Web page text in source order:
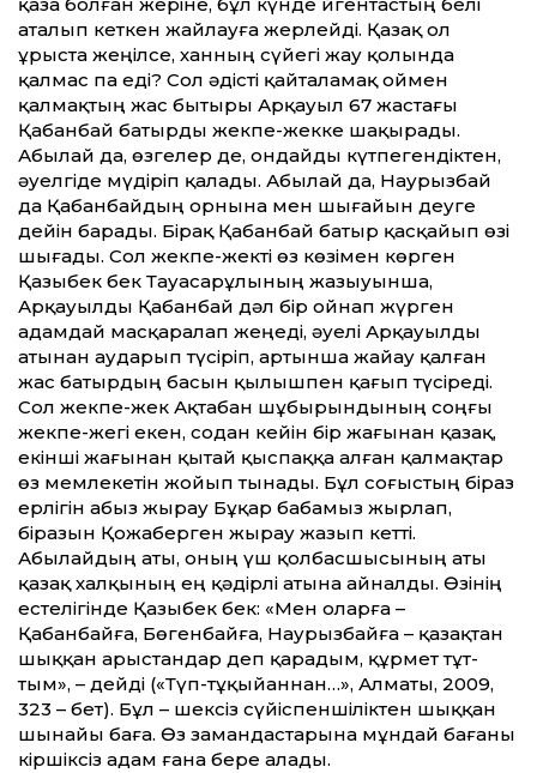
аталып кеткен жайлауға жерлейді. Қазақ ол
ұрыста жеңілсе, ханның сүйегі жау қолында
қалмас па еді? Сол әдісті қайталамақ оймен
қалмақтың жас бытыры Арқауыл 67 жастағы
Қабанбай батырды жекпе-жекке шақырады.
Абылай да, өзгелер де, ондайды күтпегендіктен,
әуелгіде мүдіріп қалады. Абылай да, Наурызбай
да Қабанбайдың орнына мен шығайын деуге
дейін барады. Бірақ Қабанбай батыр қасқайып өзі
шығады. Сол жекпе-жекті өз көзімен көрген
Қазыбек бек Тауасарұлының жазыуынша,
Арқауылды Қабанбай дәл бір ойнап жүрген
адамдай масқаралап жеңеді, әуелі Арқауылды
атынан аударып түсіріп, артынша жайау қалған
жас батырдың басын қылышпен қағып түсіреді.
Сол жекпе-жек Ақтабан шұбырындының соңғы
жекпе-жегі екен, содан кейін бір жағынан қазақ,
екінші жағынан қытай қыспаққа алған қалмақтар
өз мемлекетін жойып тынады. Бұл соғыстың біраз
ерлігін абыз жырау Бұқар бабамыз жырлап,
біразын Қожаберген жырау жазып кет­ті.
Абылайдың аты, оның үш қолбасшысының аты
қазақ халқының ең қәдірлі атына айналды. Өзінің
естелігінде Қазыбек бек: «Мен оларға –
Қабанбайға, Бөгенбайға, Наурызбайға – қазақтан
шыққан арыстандар деп қарадым, құрмет тұт­
тым», – дейді («Түп-тұқыйаннан…», Алматы, 2009,
323 – бет). Бұл – шексіз сүйіспеншіліктен шыққан
шынайы баға. Өз замандастарына мұндай бағаны
кіршіксіз адам ғана бере алады.